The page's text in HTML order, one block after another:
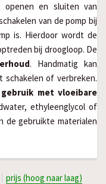
en sluiten van
van de pomp bij
is. Hierdoor wordt de
bij droogloop. De
. Handmatig kan
schakelen of verbreken.
met vloeibare
ethyleenglycol of
de gebruikte materialen
prijs (hoog naar laag)